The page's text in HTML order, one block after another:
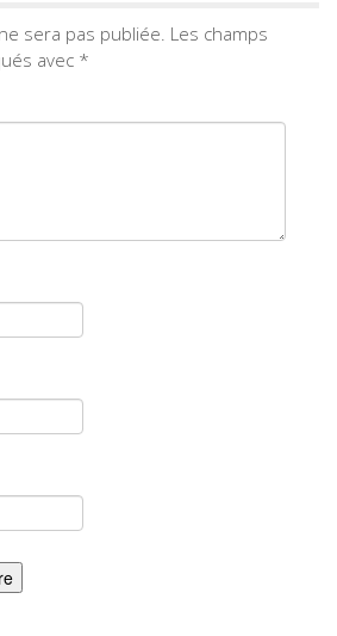
sera pas publiée. Les champs
avec *